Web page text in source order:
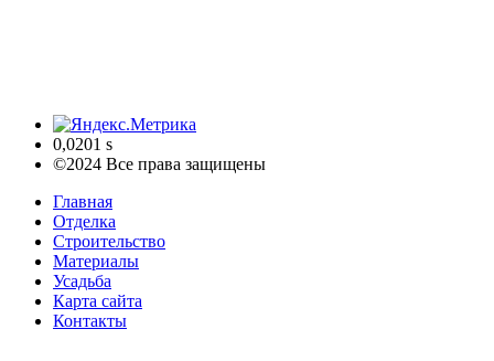
0,0201 s
©2024 Все права защищены
Главная
Отделка
Строительство
Материалы
Усадьба
Карта сайта
Контакты